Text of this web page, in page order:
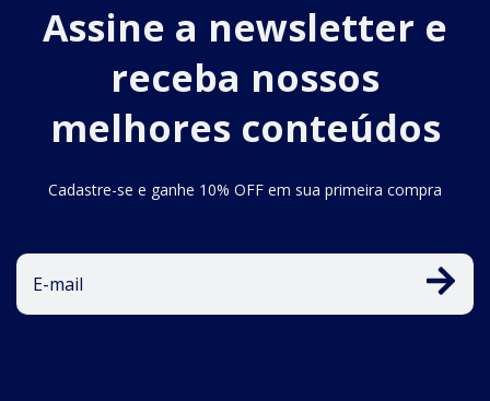
Assine a newsletter e
receba nossos
melhores conteúdos
Cadastre-se e ganhe 10% OFF em sua primeira compra